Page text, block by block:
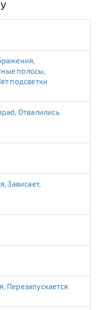
полосы,
подсветки
Отвалились
Зависает,
Перезапускается